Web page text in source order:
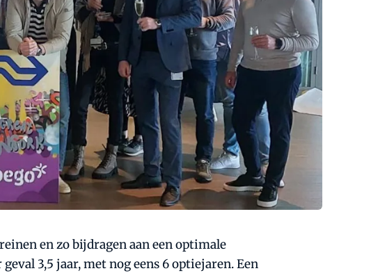
en zo bijdragen aan een optimale
3,5 jaar, met nog eens 6 optiejaren. Een